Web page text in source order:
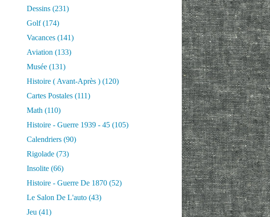
Dessins (231)
Golf(174)
Vacances (141)
Aviation (133)
Musée (131)
Histoire ( Avant-Après ) (120)
Cartes Postales (111)
Math (110)
Histoire - Guerre 1939 - 45 (105)
Calendriers (90)
Rigolade (73)
Insolite (66)
Histoire - Guerre De 1870 (52)
Le Salon De L'auto (43)
Jeu (41)